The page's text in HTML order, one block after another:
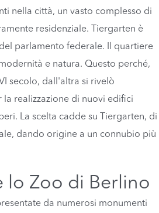
nella città, un vasto complesso di
residenziale. Tiergarten è
parlamento federale. Il quartiere
e natura. Questo perché,
secolo, dall'altra si rivelò
la realizzazione di nuovi edifici
La scelta cadde su Tiergarten, di
dando origine a un connubio più
lo Zoo di Berlino
da numerosi monumenti